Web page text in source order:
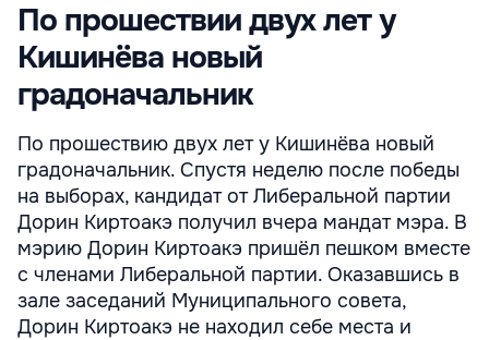
По прошествии двух лет у
Кишинёва новый
градоначальник
По прошествию двух лет у Кишинёва новый
градоначальник. Спустя неделю после победы
на выборах, кандидат от Либеральной партии
Дорин Киртоакэ получил вчера мандат мэра. В
мэрию Дорин Киртоакэ пришёл пешком вместе
с членами Либеральной партии. Оказавшись в
зале заседаний Муниципального совета,
Дорин Киртоакэ не находил себе места и